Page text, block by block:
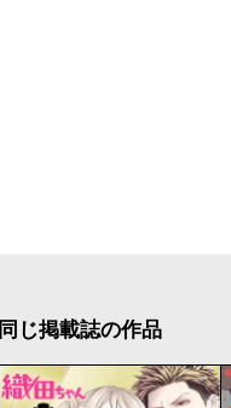
同じ掲載誌の作品